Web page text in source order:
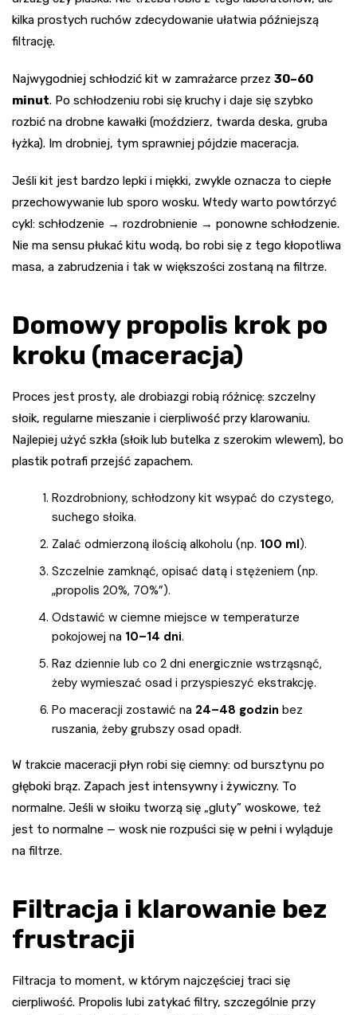
kilka prostych ruchów zdecydowanie ułatwia późniejszą
filtrację.
Najwygodniej schłodzić kit w zamrażarce przez 30–60
minut. Po schłodzeniu robi się kruchy i daje się szybko
rozbić na drobne kawałki (moździerz, twarda deska, gruba
łyżka). Im drobniej, tym sprawniej pójdzie maceracja.
Jeśli kit jest bardzo lepki i miękki, zwykle oznacza to ciepłe
przechowywanie lub sporo wosku. Wtedy warto powtórzyć
cykl: schłodzenie → rozdrobnienie → ponowne schłodzenie.
Nie ma sensu płukać kitu wodą, bo robi się z tego kłopotliwa
masa, a zabrudzenia i tak w większości zostaną na filtrze.
Domowy propolis krok po
kroku (maceracja)
Proces jest prosty, ale drobiazgi robią różnicę: szczelny
słoik, regularne mieszanie i cierpliwość przy klarowaniu.
Najlepiej użyć szkła (słoik lub butelka z szerokim wlewem), bo
plastik potrafi przejść zapachem.
Rozdrobniony, schłodzony kit wsypać do czystego,
suchego słoika.
Zalać odmierzoną ilością alkoholu (np. 100 ml).
Szczelnie zamknąć, opisać datą i stężeniem (np.
„propolis 20%, 70%”).
Odstawić w ciemne miejsce w temperaturze
pokojowej na 10–14 dni.
Raz dziennie lub co 2 dni energicznie wstrząsnąć,
żeby wymieszać osad i przyspieszyć ekstrakcję.
Po maceracji zostawić na 24–48 godzin bez
ruszania, żeby grubszy osad opadł.
W trakcie maceracji płyn robi się ciemny: od bursztynu po
głęboki brąz. Zapach jest intensywny i żywiczny. To
normalne. Jeśli w słoiku tworzą się „gluty” woskowe, też
jest to normalne — wosk nie rozpuści się w pełni i wyląduje
na filtrze.
Filtracja i klarowanie bez
frustracji
Filtracja to moment, w którym najczęściej traci się
cierpliwość. Propolis lubi zatykać filtry, szczególnie przy